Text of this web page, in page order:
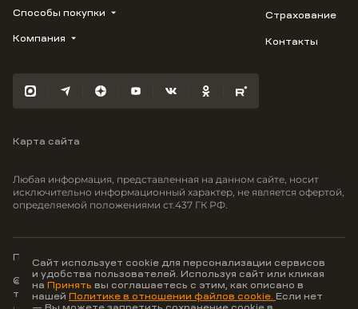
1799
Флора
Отражение
Моретта
Вместе
Купить квартиру
Студию
3-комнатную
Способы покупки
Трейд-ин
100% оплата
Компания
Карьера
Страхование
Контакты
Карта сайта
Любая информация, представленная на данном сайте, носит
исключительно информационный характер, не является офертой,
определяемой положениями ст.437 ГК РФ.
© ООО Неоагентство, ИНН 9703176621,
тел.:+7 800 707-87-38
Политика конфиденциальности
Сайт использует cookie для персонализации сервисов
и удобства пользователей. Используя сайт или кликая
на Принять вы соглашаетесь с этим, как описано в
нашей Политике в отношении файлов cookie. Если нет